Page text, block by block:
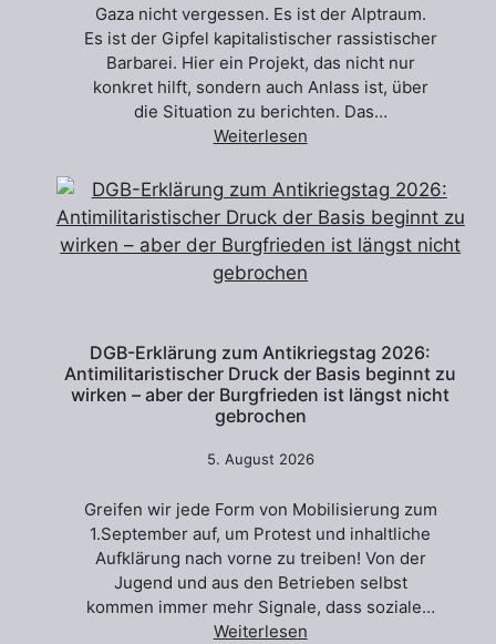
Gaza nicht vergessen. Es ist der Alptraum.
Es ist der Gipfel kapitalistischer rassistischer
Barbarei. Hier ein Projekt, das nicht nur
konkret hilft, sondern auch Anlass ist, über
die Situation zu berichten. Das…
Weiterlesen
DGB-Erklärung zum Antikriegstag 2026:
Antimilitaristischer Druck der Basis beginnt zu
wirken – aber der Burgfrieden ist längst nicht
gebrochen
5. August 2026
Greifen wir jede Form von Mobilisierung zum
1.September auf, um Protest und inhaltliche
Aufklärung nach vorne zu treiben! Von der
Jugend und aus den Betrieben selbst
kommen immer mehr Signale, dass soziale…
Weiterlesen